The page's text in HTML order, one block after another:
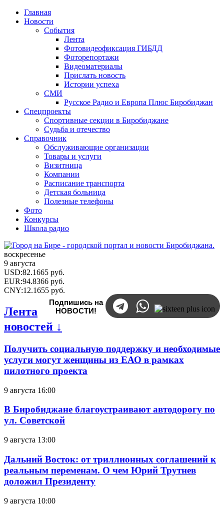
Главная
Новости
События
Лента
Фотовидеофиксация ГИБДД
Фоторепортажи
Видеоматериалы
Прислать новость
Истории успеха
СМИ
Русское Радио и Европа Плюс Биробиджан
Спецпроекты
Спортивные секции в Биробиджане
Судьба и отечество
Справочник
Обслуживающие организации
Товары и услуги
Визитница
Компании
Расписание транспорта
Детская больница
Полезные телефоны
Фото
Конкурсы
Школа радио
воскресенье
9 августа
USD:82.1665 руб.
EUR:94.8366 руб.
CNY:12.1655 руб.
Подпишись на
НОВОСТИ!
Лента
новостей ↓
Получить социальную поддержку и необходимые
услуги могут женщины из ЕАО в рамках
пилотного проекта
9 августа 16:00
В Биробиджане благоустраивают автодорогу по
ул. Советской
9 августа 13:00
Дальний Восток: от триллионных соглашений к
реальным переменам. О чем Юрий Трутнев
доложил Президенту
9 августа 10:00